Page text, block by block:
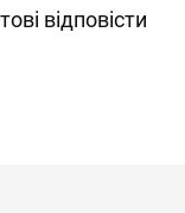
відповісти